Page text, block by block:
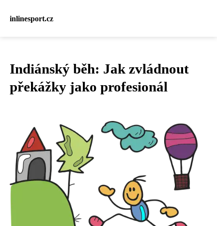
inlinesport.cz
Indiánský běh: Jak zvládnout
překážky jako profesionál